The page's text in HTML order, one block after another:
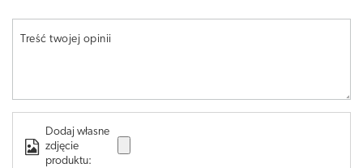
Treść twojej opinii
Dodaj własne
zdjęcie
produktu: